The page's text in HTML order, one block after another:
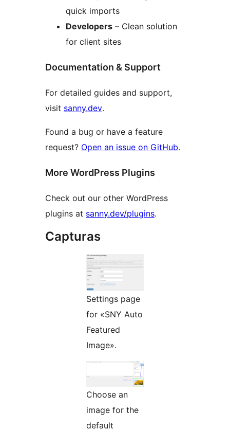
quick imports
Developers – Clean solution
for client sites
Documentation & Support
For detailed guides and support,
visit sanny.dev.
Found a bug or have a feature
request? Open an issue on GitHub.
More WordPress Plugins
Check out our other WordPress
plugins at sanny.dev/plugins.
Capturas
Settings page
for «SNY Auto
Featured
Image».
Choose an
image for the
default